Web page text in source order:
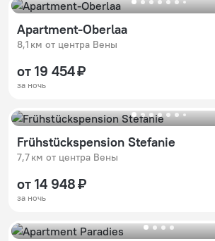
Apartment-Oberlaa
8,1 км от центра Вены
от 19 454 ₽
за ночь
Frühstückspension Stefanie
7,7 км от центра Вены
от 14 948 ₽
за ночь